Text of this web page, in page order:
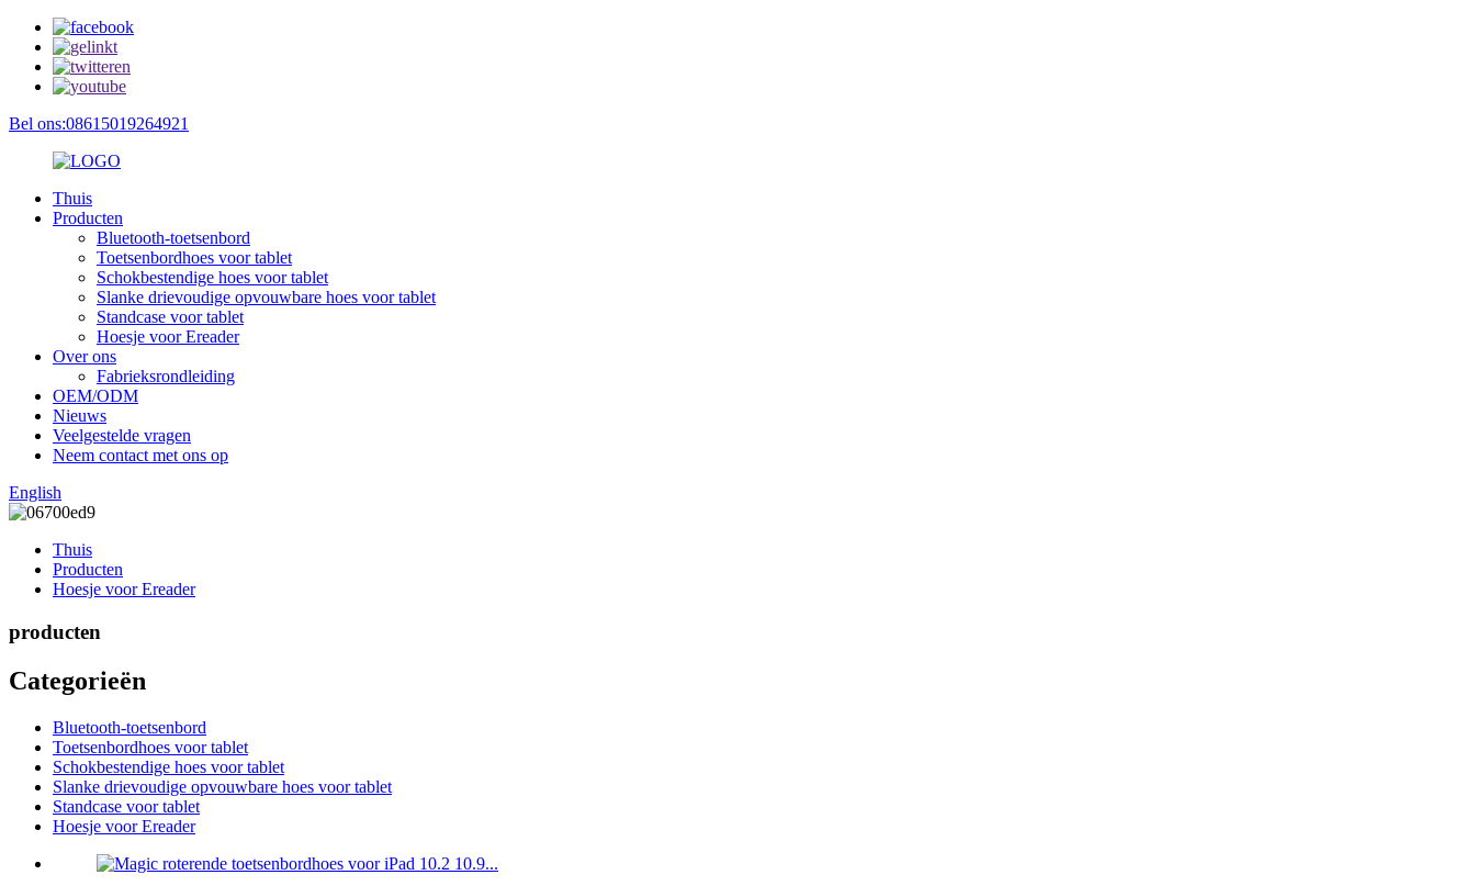
Bel ons:08615019264921
Thuis
Producten
Bluetooth-toetsenbord
Toetsenbordhoes voor tablet
Schokbestendige hoes voor tablet
Slanke drievoudige opvouwbare hoes voor tablet
Standcase voor tablet
Hoesje voor Ereader
Over ons
Fabrieksrondleiding
OEM/ODM
Nieuws
Veelgestelde vragen
Neem contact met ons op
English
Thuis
Producten
Hoesje voor Ereader
producten
Categorieën
Bluetooth-toetsenbord
Toetsenbordhoes voor tablet
Schokbestendige hoes voor tablet
Slanke drievoudige opvouwbare hoes voor tablet
Standcase voor tablet
Hoesje voor Ereader